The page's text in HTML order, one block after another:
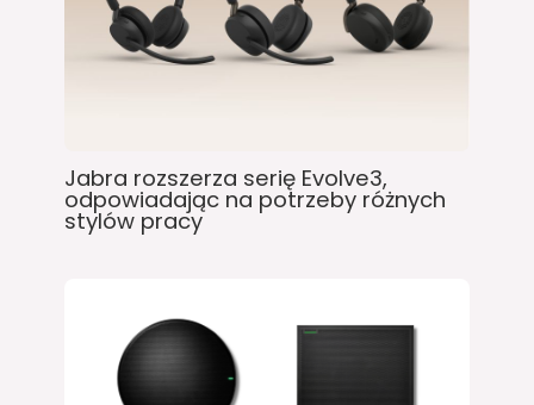
Jabra rozszerza serię Evolve3,
odpowiadając na potrzeby różnych
stylów pracy